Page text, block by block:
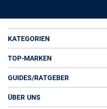
KATEGORIEN
TOP-MARKEN
GUIDES/RATGEBER
ÜBER UNS